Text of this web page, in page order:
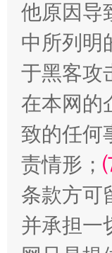
揭开“小
受贿1.44
他原因导
中所列明
于黑客攻
在本网的
致的任何
责情形；
条款方可
并承担一